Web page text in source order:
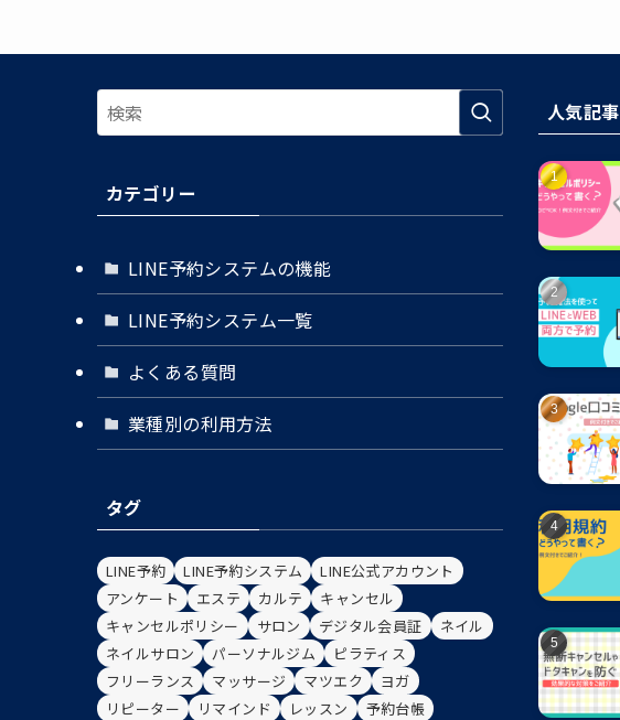
カテゴリー
LINE予約システムの機能
LINE予約システム一覧
よくある質問
業種別の利用方法
タグ
LINE予約 LINE予約システム
LINE公式アカウント
アンケート
エステ カルテ
キャンセル
キャンセルポリシー
サロン デジタル会員証
ネイル
ネイルサロン
パーソナルジム
ピラティス
フリーランス
マッサージ マツエク
ヨガ
リピーター
リマインド レッスン
予約台帳
人気記事